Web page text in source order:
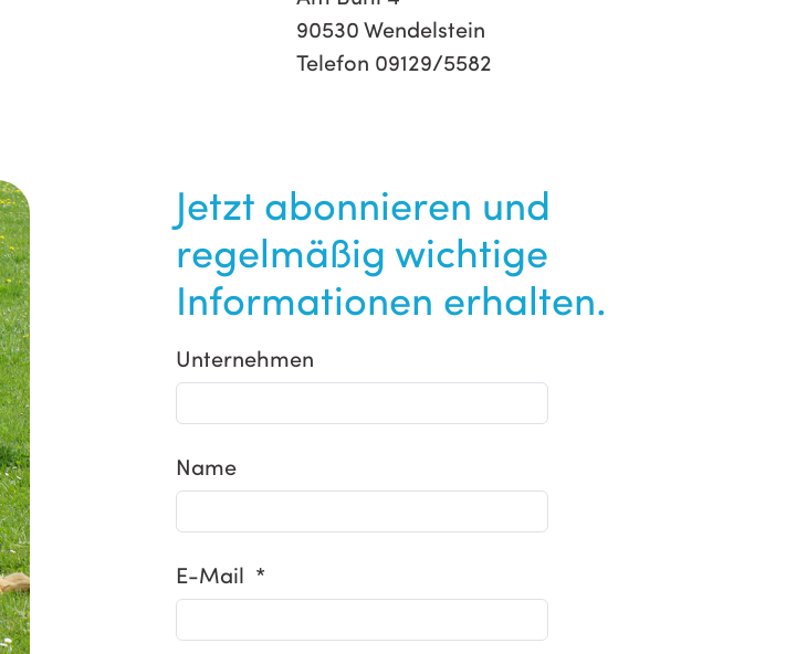
90530 Wendelstein
Telefon 09129/5582
Jetzt abonnieren und
regelmäßig wichtige
Informationen erhalten.
Unternehmen
Name
E-Mail *